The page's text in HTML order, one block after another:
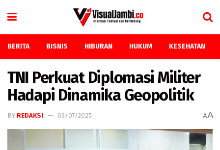
BERITA BISNIS HIBURAN HUKUM KESEHATAN
TNI Perkuat Diplomasi Militer
Hadapi Dinamika Geopolitik
BY REDAKSI 03/07/2025 AA